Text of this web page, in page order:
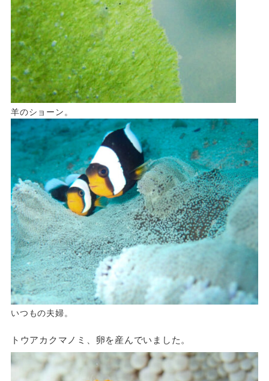
羊のショーン。
いつもの夫婦。
トウアカクマノミ、卵を産んでいました。